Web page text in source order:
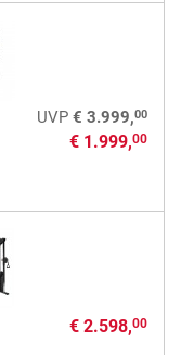
UVP € 3.999,00
€ 1.999,00
€ 2.598,00